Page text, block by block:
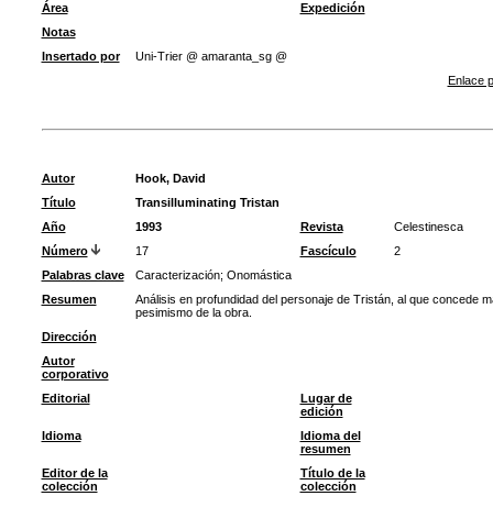
Área
Expedición
Notas
Insertado por
Uni-Trier @ amaranta_sg @
Enlace
Autor
Hook, David
Título
Transilluminating Tristan
Año
1993 Revista
Celestinesca
Número
17 Fascículo
2
Palabras clave
Caracterización; Onomástica
Resumen
Análisis en profundidad del personaje de Tristán, al que concede
pesimismo de la obra.
Dirección
Autor
corporativo
Editorial
Lugar de
edición
Idioma
Idioma del
resumen
Editor de la
colección
Título de la
colección